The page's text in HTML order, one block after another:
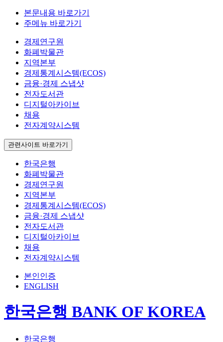
본문내용 바로가기
주메뉴 바로가기
경제연구원
화폐박물관
지역본부
경제통계시스템(ECOS)
금융·경제 스냅샷
전자도서관
디지털아카이브
채용
전자계약시스템
관련사이트 바로가기
한국은행
화폐박물관
경제연구원
지역본부
경제통계시스템(ECOS)
금융·경제 스냅샷
전자도서관
디지털아카이브
채용
전자계약시스템
본인인증
ENGLISH
한국은행 BANK OF KOREA
한국은행